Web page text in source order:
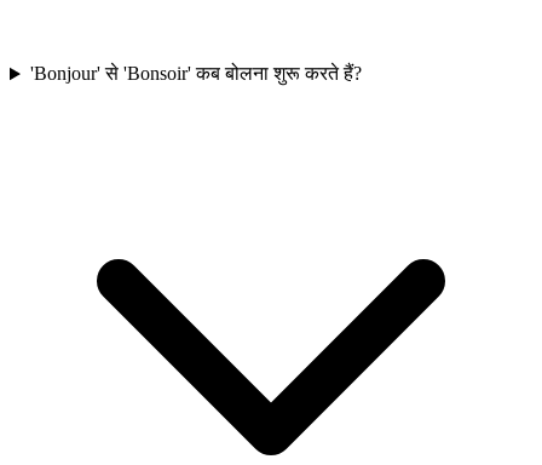
'Bonjour' से 'Bonsoir' कब बोलना शुरू करते हैं?